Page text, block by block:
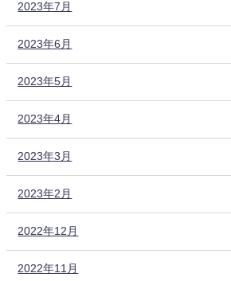
2023年7月
2023年6月
2023年5月
2023年4月
2023年3月
2023年2月
2022年12月
2022年11月